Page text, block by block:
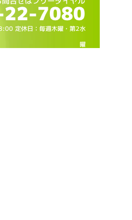
:00 定休日：毎週木曜・第2水
曜